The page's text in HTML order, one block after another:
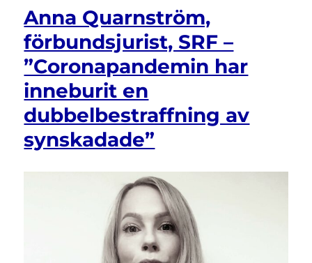
Anna Quarnström,
förbundsjurist, SRF –
”Coronapandemin har
inneburit en
dubbelbestraffning av
synskadade”